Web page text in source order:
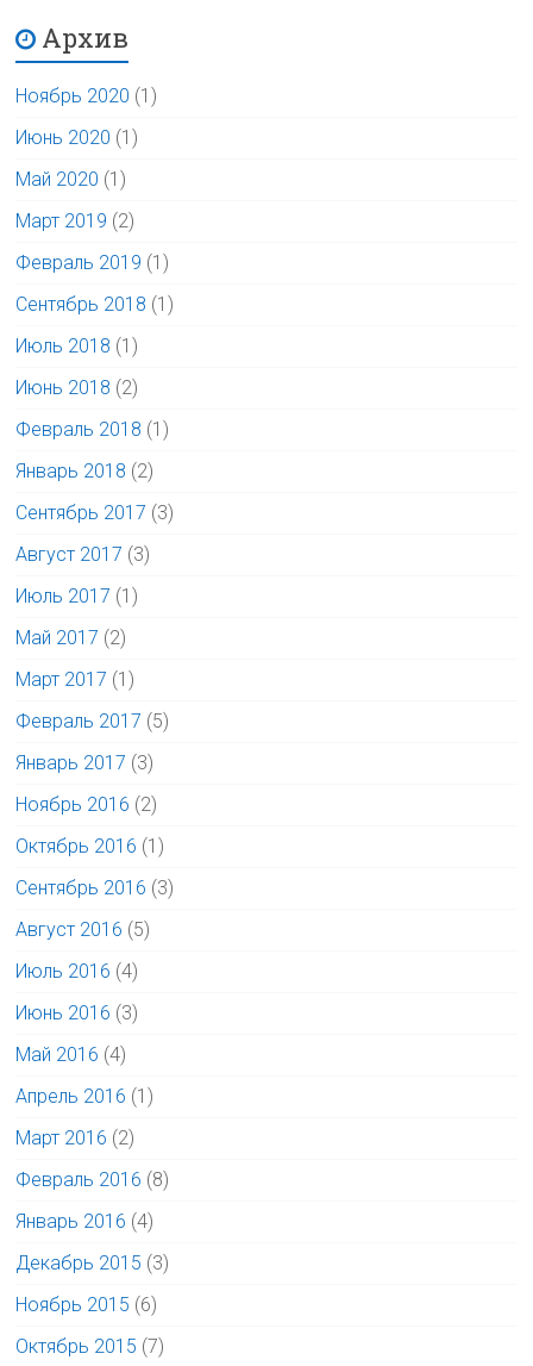
Архив
Ноябрь 2020 (1)
Июнь 2020 (1)
Май 2020 (1)
Март 2019 (2)
Февраль 2019 (1)
Сентябрь 2018 (1)
Июль 2018 (1)
Июнь 2018 (2)
Февраль 2018 (1)
Январь 2018 (2)
Сентябрь 2017 (3)
Август 2017 (3)
Июль 2017 (1)
Май 2017 (2)
Март 2017 (1)
Февраль 2017 (5)
Январь 2017 (3)
Ноябрь 2016 (2)
Октябрь 2016 (1)
Сентябрь 2016 (3)
Август 2016 (5)
Июль 2016 (4)
Июнь 2016 (3)
Май 2016 (4)
Апрель 2016 (1)
Март 2016 (2)
Февраль 2016 (8)
Январь 2016 (4)
Декабрь 2015 (3)
Ноябрь 2015 (6)
Октябрь 2015 (7)